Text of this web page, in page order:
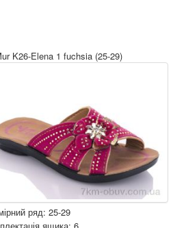
K26-Elena 1 fuchsia (25-29)
ряд: 25-29